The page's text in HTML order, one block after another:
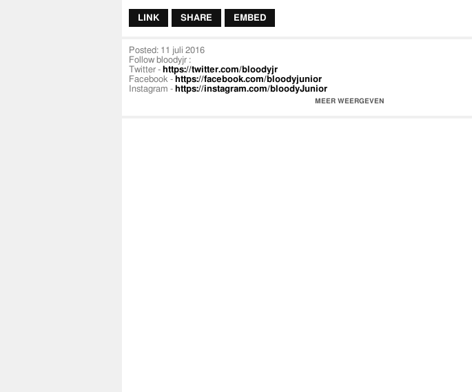
LINK SHARE EMBED
Posted: 11 juli 2016
Follow bloodyjr :
Twitter - https://twitter.com/bloodyjr
Facebook - https://facebook.com/bloodyjunior
Instagram - https://instagram.com/bloodyJunior
https://soundcloud.com/bloodyjrMEER WEERGEVEN